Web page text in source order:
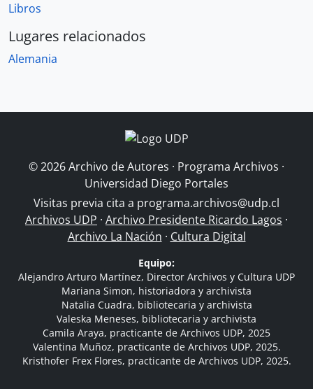
Libros
Lugares relacionados
Alemania
© 2026 Archivo de Autores · Programa Archivos ·
Universidad Diego Portales
Visitas previa cita a programa.archivos@udp.cl
Archivos UDP · Archivo Presidente Ricardo Lagos ·
Archivo La Nación · Cultura Digital
Equipo:
Alejandro Arturo Martínez, Director Archivos y Cultura UDP
Mariana Simon, historiadora y archivista
Natalia Cuadra, bibliotecaria y archivista
Valeska Meneses, bibliotecaria y archivista
Camila Araya, practicante de Archivos UDP, 2025
Valentina Muñoz, practicante de Archivos UDP, 2025.
Kristhofer Frex Flores, practicante de Archivos UDP, 2025.